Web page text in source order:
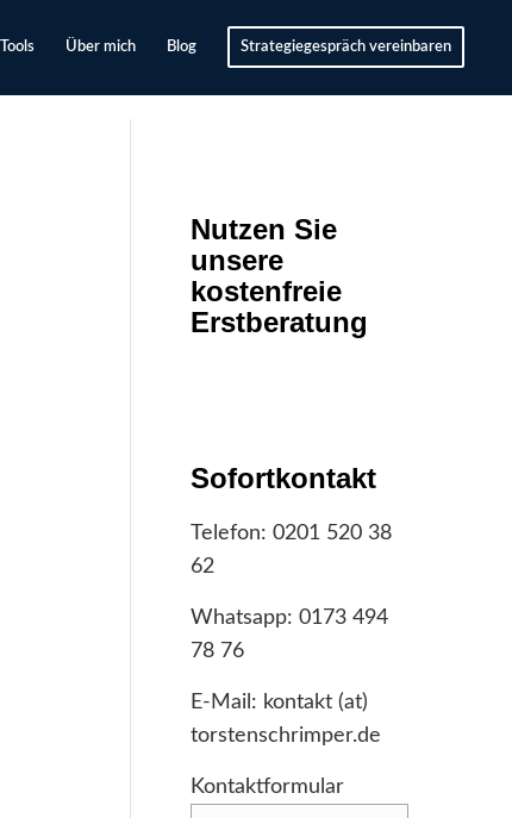
Tools Über mich Blog Strategiegespräch vereinbaren
Nutzen Sie
unsere
kostenfreie
Erstberatung
Sofortkontakt
Telefon: 0201 520 38
62
Whatsapp: 0173 494
78 76
E-Mail: kontakt (at)
torstenschrimper.de
Kontaktformular